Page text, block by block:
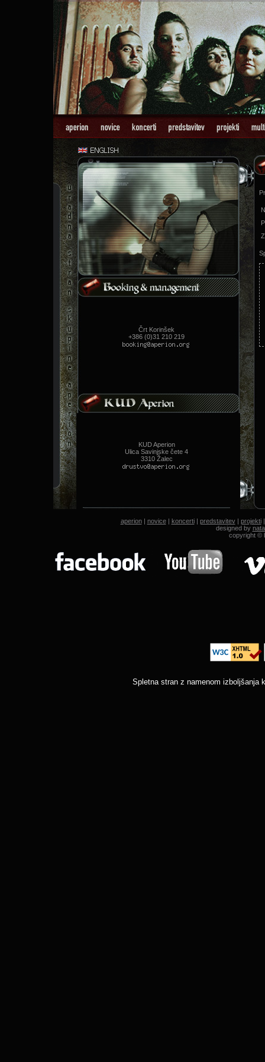
Črt Korinšek
+386 (0)31 210 219
KUD Aperion
Ulica Savinjske čete 4
3310 Žalec
aperion| novice| koncerti| predstavitev| projekti
designed by
copyright ©
Spletna stran z namenom izboljšanja